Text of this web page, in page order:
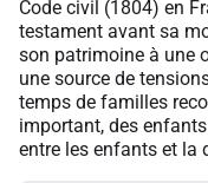
Code civil (1804) en
testament avant sa
son patrimoine à une
une source de
temps de familles
important, des
entre les enfants et la